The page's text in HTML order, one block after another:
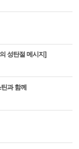
성탄절 메시지]
과 함께